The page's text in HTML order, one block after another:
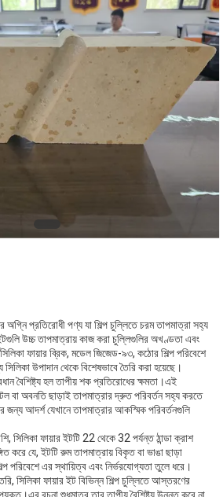
অগ্নি প্রতিরোধী পণ্য যা শিল্প চুল্লিতে চরম তাপমাত্রা সহ্য
উচ্চ তাপমাত্রায় কাজ করা চুল্লিগুলির অখণ্ডতা এবং
ফায়ার ব্রিক, মডেল জিজেড-৯৩, কঠোর শিল্প পরিবেশে
উপাদান থেকে বিশেষভাবে তৈরি করা হয়েছে।
বৈশিষ্ট্য হল তাপীয় শক প্রতিরোধের ক্ষমতা।এই
বা অবনতি ছাড়াই তাপমাত্রার দ্রুত পরিবর্তন সহ্য করতে
জন্য আদর্শ যেখানে তাপমাত্রার আকস্মিক পরিবর্তনগুলি
সিলিকা ফায়ার ইটটি 22 থেকে 32 পর্যন্ত ঠান্ডা ক্রাশ
করে যে, ইটটি রুম তাপমাত্রায় বিকৃত বা ভাঙা ছাড়া
পরিবেশে এর স্থায়িত্ব এবং নির্ভরযোগ্যতা তুলে ধরে।
সিলিকা ফায়ার ইট বিভিন্ন শিল্প চুল্লিতে আস্তরণের